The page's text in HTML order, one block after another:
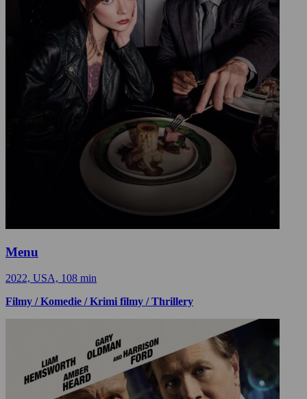
Menu
2022, USA, 108 min
Filmy / Komedie / Krimi filmy / Thrillery